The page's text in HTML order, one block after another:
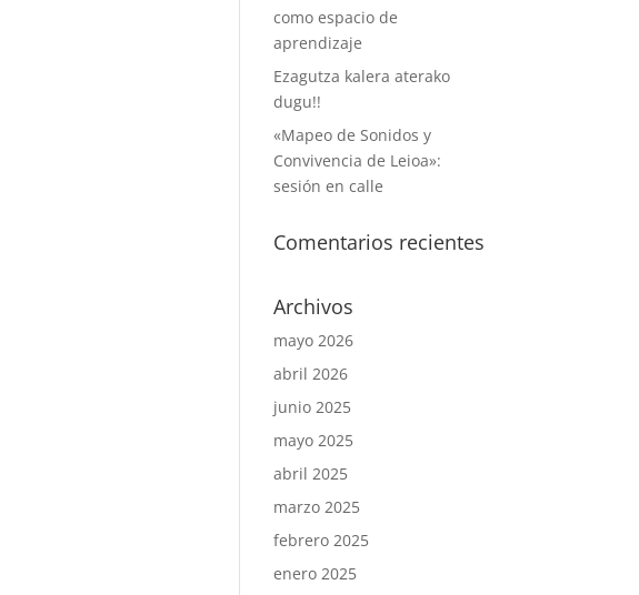
como espacio de
aprendizaje
Ezagutza kalera aterako
dugu!!
«Mapeo de Sonidos y
Convivencia de Leioa»:
sesión en calle
Comentarios recientes
Archivos
mayo 2026
abril 2026
junio 2025
mayo 2025
abril 2025
marzo 2025
febrero 2025
enero 2025